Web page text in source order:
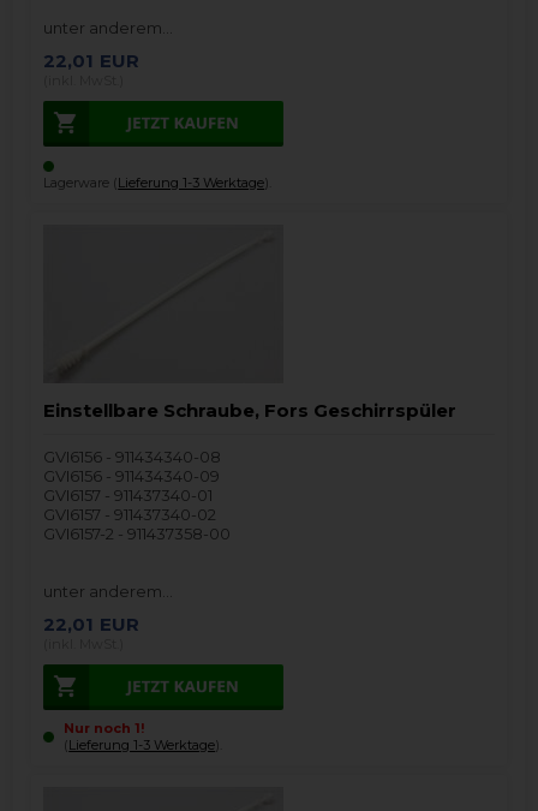
unter anderem…
22,01 EUR
Lagerware (Lieferung 1-3 Werktage).
Einstellbare Schraube, Fors Geschirrspüler
GVI6156 - 911434340-08
GVI6156 - 911434340-09
GVI6157 - 911437340-01
GVI6157 - 911437340-02
GVI6157-2 - 911437358-00
unter anderem…
22,01 EUR
Nur noch 1!
(Lieferung 1-3 Werktage).